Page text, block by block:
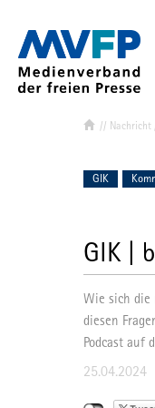
// Nachricht
GIK
GIK |
Wie sich die
diesen
Podcast auf
25.04.2024